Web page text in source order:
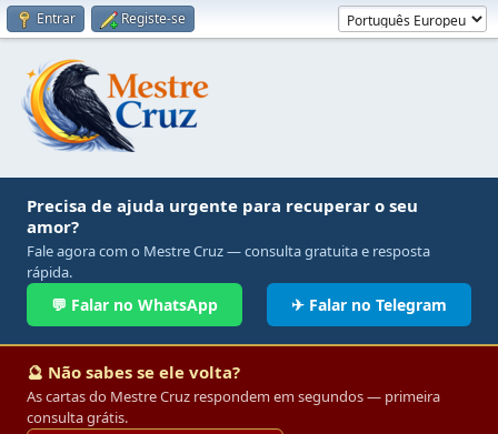
Entrar Registe-se
Precisa de ajuda urgente para recuperar o seu
amor?
Fale agora com o Mestre Cruz — consulta gratuita e resposta
rápida.
💬 Falar no WhatsApp ✈ Falar no Telegram
🔮 Não sabes se ele volta?
As cartas do Mestre Cruz respondem em segundos — primeira
consulta grátis.